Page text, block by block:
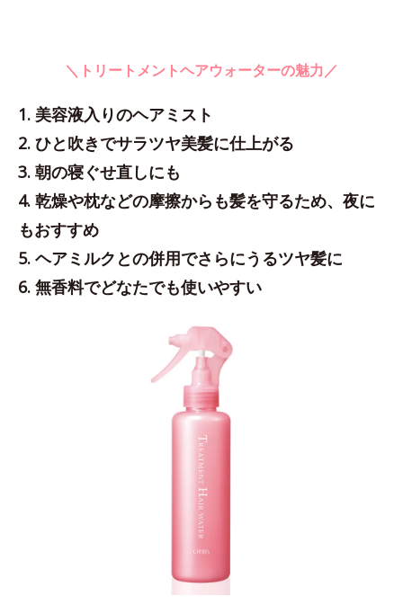
＼トリートメントヘアウォーターの魅力／
1. 美容液入りのヘアミスト
2. ひと吹きでサラツヤ美髪に仕上がる
3. 朝の寝ぐせ直しにも
4. 乾燥や枕などの摩擦からも髪を守るため、夜に
もおすすめ
5. ヘアミルクとの併用でさらにうるツヤ髪に
6. 無香料でどなたでも使いやすい